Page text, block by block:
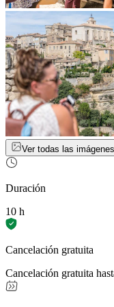
Ver todas las imágenes
Duración
10 h
Cancelación gratuita
Cancelación gratuita